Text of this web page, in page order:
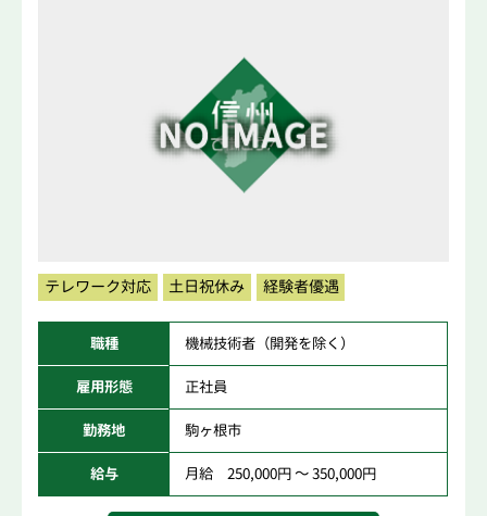
テレワーク対応 土日祝休み 経験者優遇
職種 機械技術者（開発を除く）
雇用形態 正社員
勤務地 駒ヶ根市
給与 月給 250,000円 ～ 350,000円